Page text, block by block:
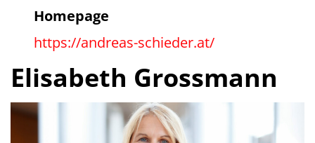
Homepage
https://andreas-schieder.at/
Elisabeth Grossmann